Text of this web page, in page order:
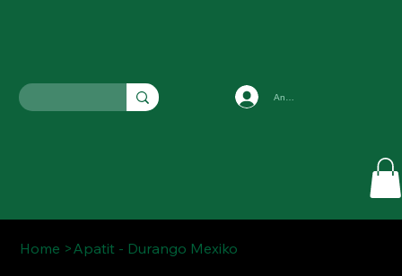
Anmelden
Home >Apatit - Durango Mexiko